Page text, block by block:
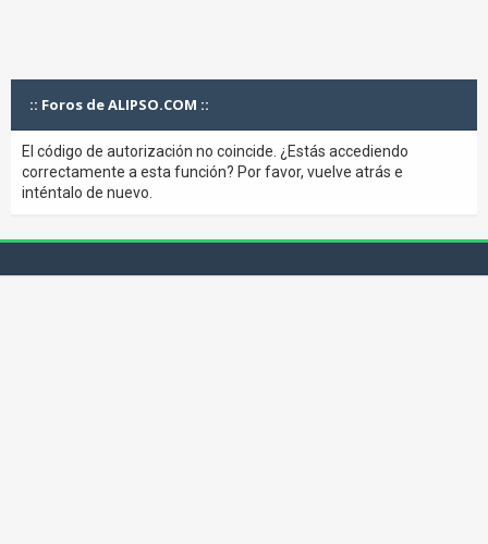
:: Foros de ALIPSO.COM ::
El código de autorización no coincide. ¿Estás accediendo
correctamente a esta función? Por favor, vuelve atrás e
inténtalo de nuevo.